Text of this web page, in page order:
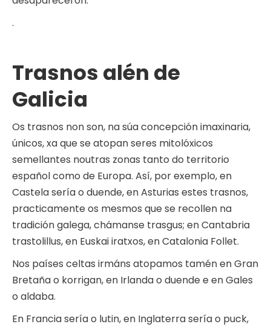
.
Trasnos alén de
Galicia
Os trasnos non son, na súa concepción imaxinaria,
únicos, xa que se atopan seres mitolóxicos
semellantes noutras zonas tanto do territorio
español como de Europa. Así, por exemplo, en
Castela sería o duende, en Asturias estes trasnos,
practicamente os mesmos que se recollen na
tradición galega, chámanse trasgus; en Cantabria
trastolillus, en Euskai iratxos, en Catalonia Follet.
Nos países celtas irmáns atopamos tamén en Gran
Bretaña o korrigan, en Irlanda o duende e en Gales
o aldaba.
En Francia sería o lutin, en Inglaterra sería o puck,